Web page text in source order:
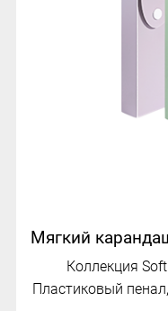
Коллекция
Пластиковый